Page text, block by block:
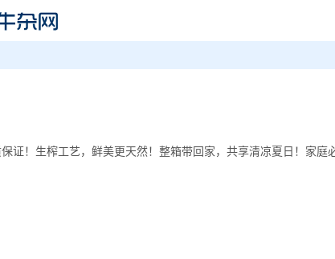
！生榨工艺，鲜美更天然！整箱带回家，共享清凉夏日！家庭